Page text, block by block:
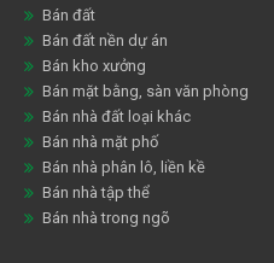
Bán đất
Bán đất nền dự án
Bán kho xưởng
Bán mặt bằng, sàn văn phòng
Bán nhà đất loại khác
Bán nhà mặt phố
Bán nhà phân lô, liền kề
Bán nhà tập thể
Bán nhà trong ngõ